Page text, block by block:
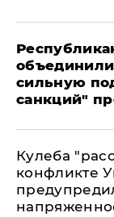
сильную
санкций"
Кулеба
конфликте